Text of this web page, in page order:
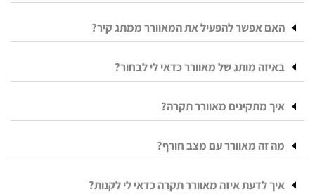
האם אפשר להפעיל את המאוורר ממתג קיר?
באיזה מותג של מאוורר כדאי לי לבחור?
איך מתקינים מאוורר תקרה?
מה זה מאוורר עם מצב חורף?
איך לדעת איזה מאוורר תקרה כדאי לי לקנות?